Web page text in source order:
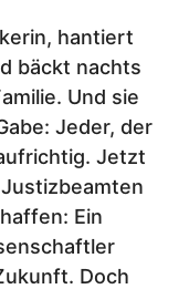
hantiert
bäckt nachts
Und sie
Jeder, der
Jetzt
Ein
Doch